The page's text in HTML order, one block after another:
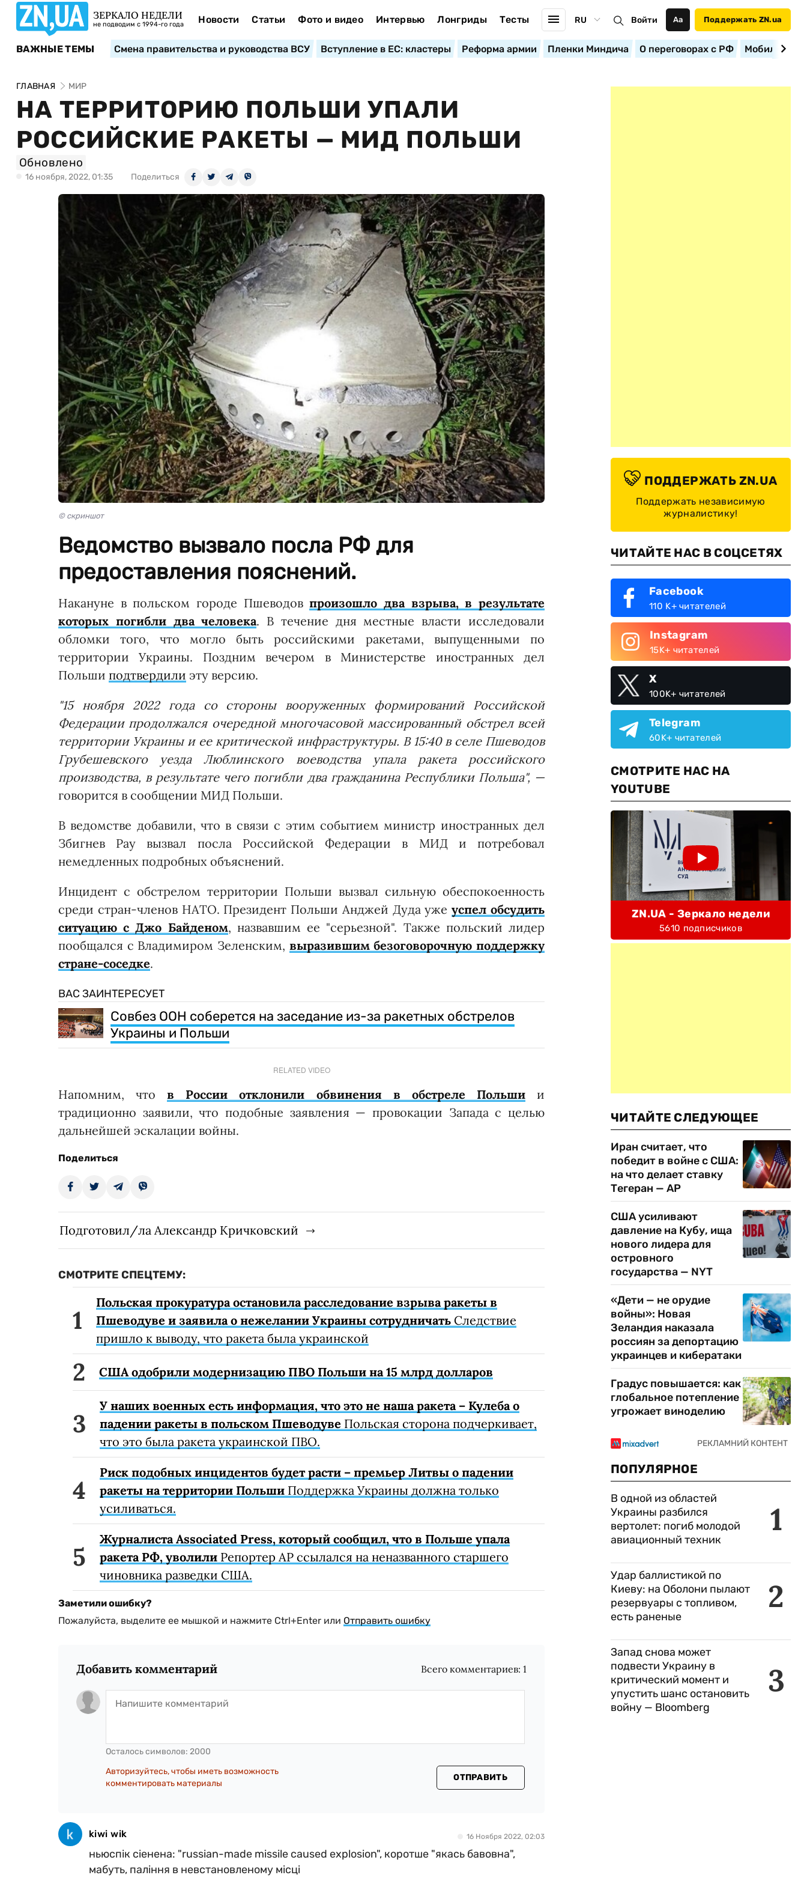
ЗЕРКАЛО НЕДЕЛИ
не подводим с 1994-го года Новости Статьи Фото и видео Интервью Лонгриды Тесты RU Войти Аа Поддержать ZN.ua
ВАЖНЫЕ ТЕМЫ Смена правительства и руководства ВСУ Вступление в ЕС: кластеры Реформа армии Пленки Миндича О переговорах с РФ
ГЛАВНАЯ МИР
НА ТЕРРИТОРИЮ ПОЛЬШИ УПАЛИ
РОССИЙСКИЕ РАКЕТЫ — МИД ПОЛЬШИ
Обновлено
16 ноября, 2022, 01:35 Поделиться
© скриншот
Ведомство вызвало посла РФ для
предоставления пояснений.
Накануне в польском городе Пшеводовпроизошло два взрыва, в результате
которых погибли два человека. В течение дня местные власти исследовали
обломки того, что могло быть российскими ракетами, выпущенными по
территории Украины. Поздним вечером в Министерстве иностранных дел
Польши подтвердили эту версию.
"15 ноября 2022 года со стороны вооруженных формирований Российской
Федерации продолжался очередной многочасовой массированный обстрел всей
территории Украины и ее критической инфраструктуры. В 15:40 в селе Пшеводов
Грубешевского уезда Люблинского воеводства упала ракета российского
производства, в результате чего погибли два гражданина Республики Польша", —
говорится в сообщении МИД Польши.
В ведомстве добавили, что в связи с этим событием министр иностранных дел
Збигнев Рау вызвал посла Российской Федерации в МИД и потребовал
немедленных подробных объяснений.
Инцидент с обстрелом территории Польши вызвал сильную обеспокоенность
среди стран-членов НАТО. Президент Польши Анджей Дуда ужеуспел обсудить
ситуацию с Джо Байденом, назвавшим ее "серьезной". Также польский лидер
пообщался с Владимиром Зеленским, выразившим безоговорочную поддержку
стране-соседке.
ВАС ЗАИНТЕРЕСУЕТ
Совбез ООН соберется на заседание из-за ракетных обстрелов
Украины и Польши
RELATED VIDEO
Напомним, чтов России отклонили обвинения в обстреле Польшии
традиционно заявили, что подобные заявления — провокации Запада с целью
дальнейшей эскалации войны.
Поделиться
Подготовил/ла Александр Кричковский
СМОТРИТЕ СПЕЦТЕМУ:
Польская прокуратура остановила расследование взрыва ракеты в
Пшеводуве и заявила о нежелании Украины сотрудничать Следствие
пришло к выводу, что ракета была украинской
США одобрили модернизацию ПВО Польши на 15 млрд долларов
У наших военных есть информация, что это не наша ракета – Кулеба о
падении ракеты в польском Пшеводуве Польская сторона подчеркивает,
что это была ракета украинской ПВО.
Риск подобных инцидентов будет расти – премьер Литвы о падении
ракеты на территории Польши Поддержка Украины должна только
усиливаться.
Журналиста Associated Press, который сообщил, что в Польше упала
ракета РФ, уволили Репортер AP ссылался на неназванного старшего
чиновника разведки США.
Заметили ошибку?
Пожалуйста, выделите ее мышкой и нажмите Ctrl+Enter или Отправить ошибку
Добавить комментарий Всего комментариев:1
Осталось символов: 2000
Авторизуйтесь, чтобы иметь возможность
комментировать материалы
ОТПРАВИТЬ
kiwi wik 16 Ноября 2022, 02:03
ньюспік сіенена: "russian-made missile caused explosion", коротше "якась бавовна",
мабуть, паління в невстановленому місці
ПОДДЕРЖАТЬ ZN.UA
Поддержать независимую
журналистику!
ЧИТАЙТЕ НАС В СОЦСЕТЯХ
Facebook
110 K+ читателей
Instagram
15K+ читателей
X
100K+ читателей
Telegram
60K+ читателей
СМОТРИТЕ НАС НА
YOUTUBE
ZN.UA - Зеркало недели
5610 подписчиков
ЧИТАЙТЕ СЛЕДУЮЩЕЕ
Иран считает, что
победит в войне с США:
на что делает ставку
Тегеран — AP
США усиливают
давление на Кубу, ища
нового лидера для
островного
государства — NYT
«Дети — не орудие
войны»: Новая
Зеландия наказала
россиян за депортацию
украинцев и кибератаки
Градус повышается: как
глобальное потепление
угрожает виноделию
ПОПУЛЯРНОЕ
1
В одной из областей
Украины разбился
вертолет: погиб молодой
авиационный техник
2
Удар баллистикой по
Киеву: на Оболони пылают
резервуары с топливом,
есть раненые
3
Запад снова может
подвести Украину в
критический момент и
упустить шанс остановить
войну — Bloomberg